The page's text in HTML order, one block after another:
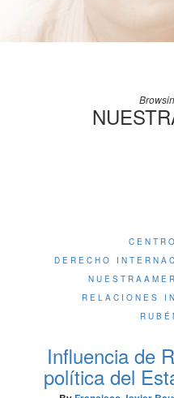
DERECHO
RELACIONES
Influencia de
política del